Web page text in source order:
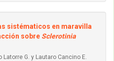
sistématicos en maravilla
sobre Sclerotinia
Latorre G. y Lautaro Cancino E.